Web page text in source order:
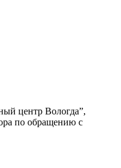
центр Вологда”,
по обращению с